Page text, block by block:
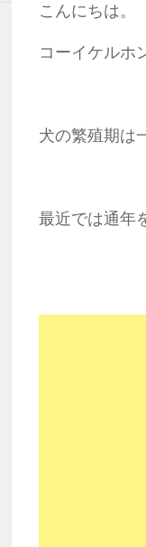
こんにちは。
コーイケルホ
犬の繁殖期は
最近では通年